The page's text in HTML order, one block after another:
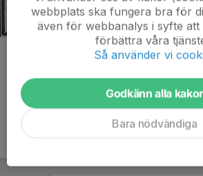
webbplats ska fungera bra för
även för webbanalys i syfte att
förbättra våra
Så använder vi
Godkänn alla kakor
Bara nödvändiga